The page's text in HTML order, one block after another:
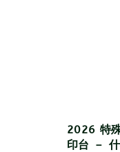
2026 特
印台 －